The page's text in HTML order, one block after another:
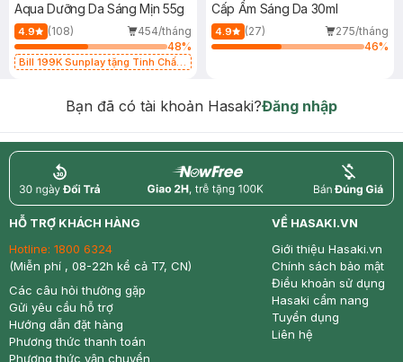
Aqua Dưỡng Da Sáng Mịn 55g
4.9 (108)
454/tháng
48%
Bill 199K Sunplay tặng Tinh Chất
Cấp Ẩm Sáng Da 30ml
4.9 (27)
275/tháng
46%
Bạn đã có tài khoản Hasaki?Đăng nhập
return nowfree price
HỖ TRỢ KHÁCH HÀNG
Hotline: 1800 6324
(Miễn phí , 08-22h kể cả T7, CN)
Các câu hỏi thường gặp
Gửi yêu cầu hỗ trợ
Hướng dẫn đặt hàng
Phương thức thanh toán
Phương thức vận chuyển
VỀ HASAKI.VN
Giới thiệu Hasaki.vn
Chính sách bảo mật
Điều khoản sử dụng
Hasaki cẩm nang
Tuyển dụng
Liên hệ